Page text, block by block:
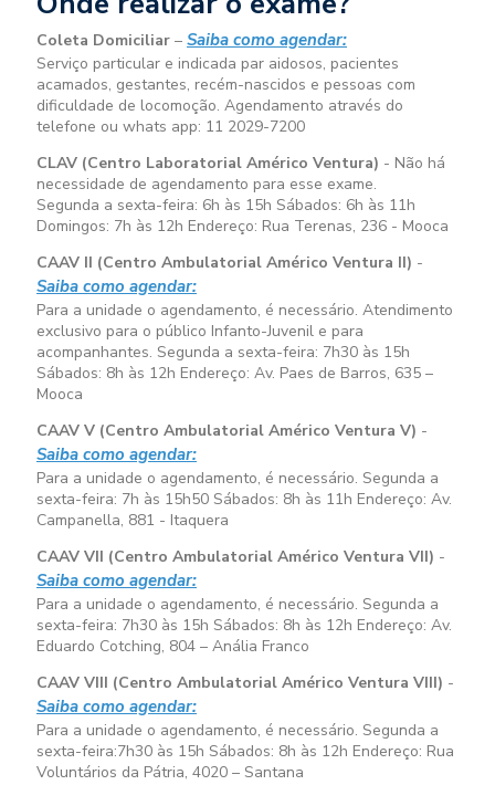
Coleta Domiciliar – Saiba como agendar:
Serviço particular e indicada par aidosos, pacientes
acamados, gestantes, recém-nascidos e pessoas com
dificuldade de locomoção. Agendamento através do
telefone ou whats app: 11 2029-7200
CLAV (Centro Laboratorial Américo Ventura) - Não há
necessidade de agendamento para esse exame.
Segunda a sexta-feira: 6h às 15h Sábados: 6h às 11h
Domingos: 7h às 12h Endereço: Rua Terenas, 236 - Mooca
CAAV II (Centro Ambulatorial Américo Ventura II) -
Saiba como agendar:
Para a unidade o agendamento, é necessário. Atendimento
exclusivo para o público Infanto-Juvenil e para
acompanhantes. Segunda a sexta-feira: 7h30 às 15h
Sábados: 8h às 12h Endereço: Av. Paes de Barros, 635 –
Mooca
CAAV V (Centro Ambulatorial Américo Ventura V) -
Saiba como agendar:
Para a unidade o agendamento, é necessário. Segunda a
sexta-feira: 7h às 15h50 Sábados: 8h às 11h Endereço: Av.
Campanella, 881 - Itaquera
CAAV VII (Centro Ambulatorial Américo Ventura VII) -
Saiba como agendar:
Para a unidade o agendamento, é necessário. Segunda a
sexta-feira: 7h30 às 15h Sábados: 8h às 12h Endereço: Av.
Eduardo Cotching, 804 – Anália Franco
CAAV VIII (Centro Ambulatorial Américo Ventura VIII) -
Saiba como agendar:
Para a unidade o agendamento, é necessário. Segunda a
sexta-feira:7h30 às 15h Sábados: 8h às 12h Endereço: Rua
Voluntários da Pátria, 4020 – Santana